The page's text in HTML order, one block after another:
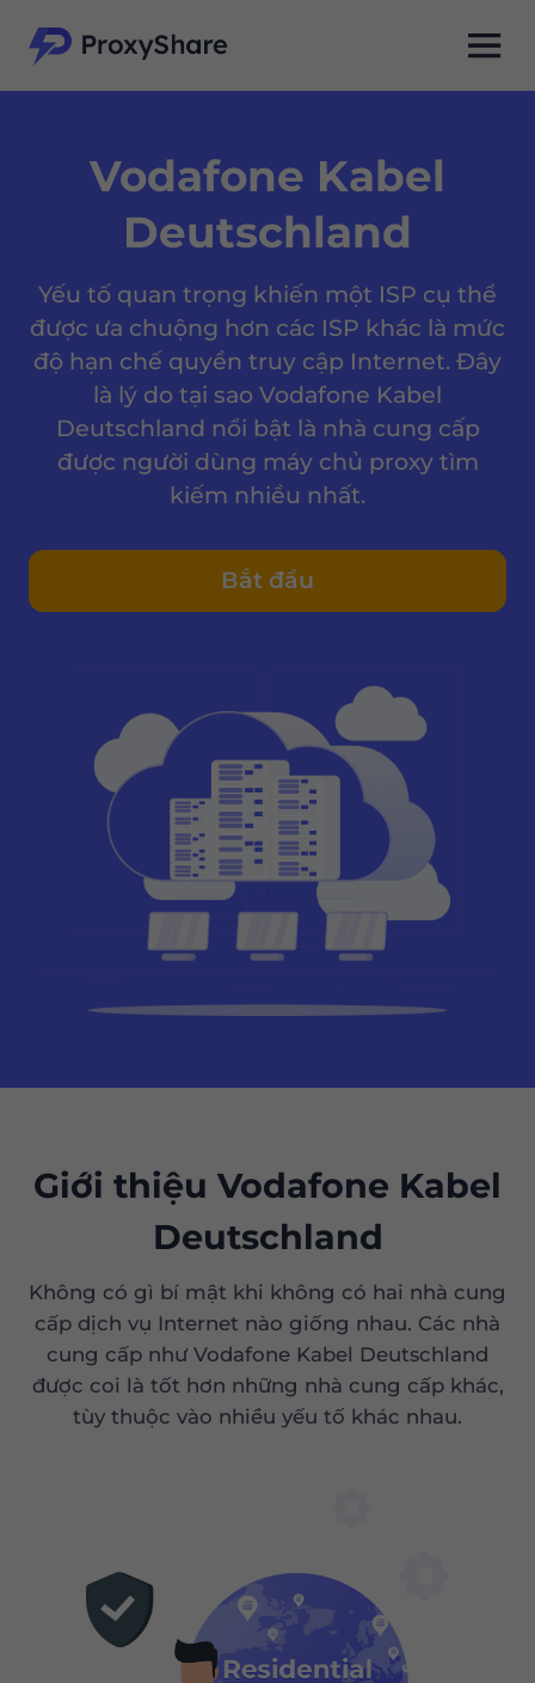
Vodafone Kabel
Deutschland
Yếu tố quan trọng khiến một ISP cụ thể
được ưa chuộng hơn các ISP khác là mức
độ hạn chế quyền truy cập Internet. Đây
là lý do tại sao Vodafone Kabel
Deutschland nổi bật là nhà cung cấp
được người dùng máy chủ proxy tìm
kiếm nhiều nhất.
Bắt đầu
Giới thiệu Vodafone Kabel
Deutschland
Không có gì bí mật khi không có hai nhà cung
cấp dịch vụ Internet nào giống nhau. Các nhà
cung cấp như Vodafone Kabel Deutschland
được coi là tốt hơn những nhà cung cấp khác,
tùy thuộc vào nhiều yếu tố khác nhau.